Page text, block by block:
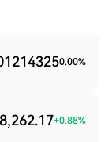
0.00%
+0.88%